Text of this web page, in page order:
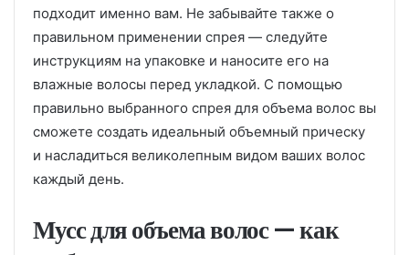
подходит именно вам. Не забывайте также о
правильном применении спрея — следуйте
инструкциям на упаковке и наносите его на
влажные волосы перед укладкой. С помощью
правильно выбранного спрея для объема волос вы
сможете создать идеальный объемный прическу
и насладиться великолепным видом ваших волос
каждый день.
Мусс для объема волос — как